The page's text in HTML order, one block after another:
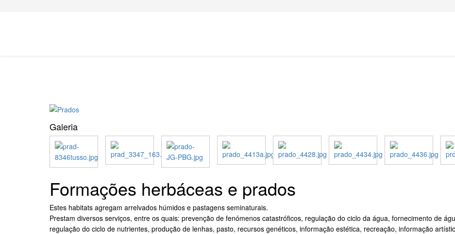
Galeria
Formações herbáceas e prados
Estes habitats agregam arrelvados húmidos e pastagens seminaturais.
Prestam diversos serviços, entre os quais: prevenção de fenómenos catastróficos, regulação do ciclo da água, fornecimento de
regulação do ciclo de nutrientes, produção de lenhas, pasto, recursos genéticos, informação estética, recreação, informação